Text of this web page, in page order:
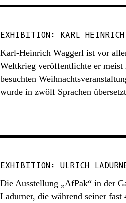
EXHIBITION: KARL HEINRICH
Karl-Heinrich Waggerl ist vor
Weltkrieg veröffentlichte er meist
besuchten
wurde in zwölf Sprachen
EXHIBITION: ULRICH
Die Ausstellung „AfPak“ in der
Ladurner, die während seiner